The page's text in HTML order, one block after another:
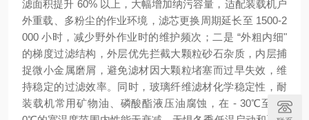
滤面积提升 60% 以上，大幅增加纳污容量，适配装载机户
外重载、多粉尘的作业环境，滤芯更换周期延长至 1500-2
000 小时，减少野外作业时的维护频次；二是 “外粗内细"
的梯度过滤结构，外层优先拦截大颗粒砂石杂质，内层捕
捉微小金属磨屑，避免滤材因大颗粒堵塞而过早失效，维
持稳定的过滤效率。同时，玻璃纤维滤材化学稳定性，耐
装载机常用矿物油、磷酸酯液压油腐蚀，在 - 30℃至 11